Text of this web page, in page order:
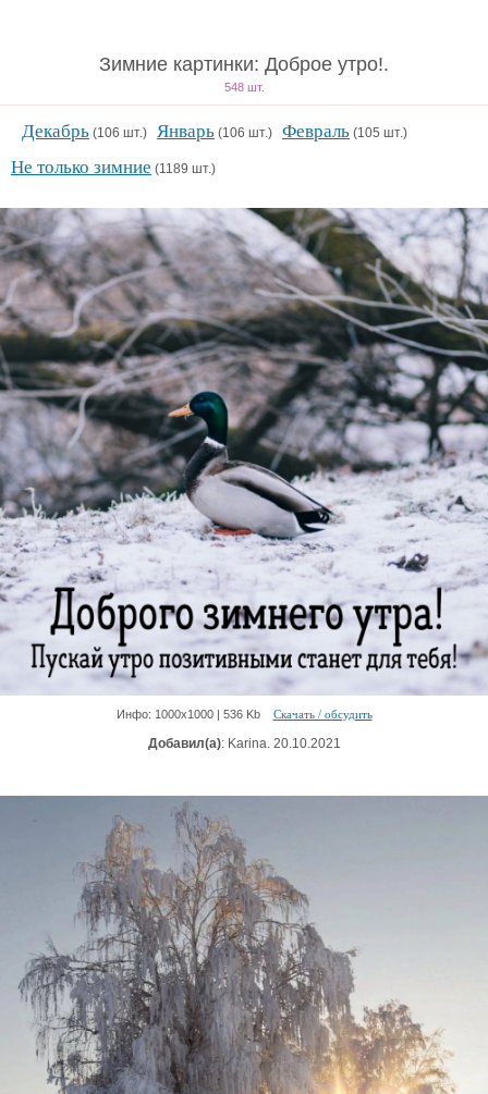
Зимние картинки: Доброе утро!.
548 шт.
Декабрь (106 шт.) Январь (106 шт.) Февраль (105 шт.)
Не только зимние (1189 шт.)
Инфо: 1000х1000 | 536 Kb Скачать / обсудить
Добавил(а): Karina. 20.10.2021